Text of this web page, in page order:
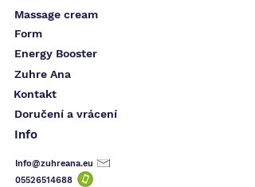
Massage cream
Form
Energy Booster
Zuhre Ana
Kontakt
Doručení a vrácení
Info
Info@zuhreana.eu
05526514688